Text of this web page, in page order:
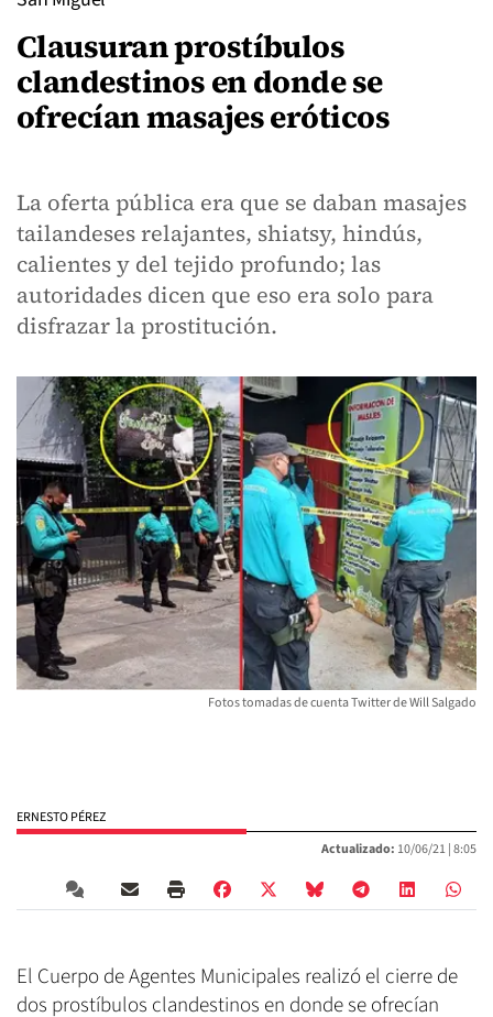
Clausuran prostíbulos
clandestinos en donde se
ofrecían masajes eróticos
La oferta pública era que se daban masajes
tailandeses relajantes, shiatsy, hindús,
calientes y del tejido profundo; las
autoridades dicen que eso era solo para
disfrazar la prostitución.
Fotos tomadas de cuenta Twitter de Will Salgado
ERNESTO PÉREZ
Actualizado: 10/06/21 |8:05
El Cuerpo de Agentes Municipales realizó el cierre de
dos prostíbulos clandestinos en donde se ofrecían